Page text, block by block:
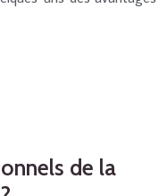
de la